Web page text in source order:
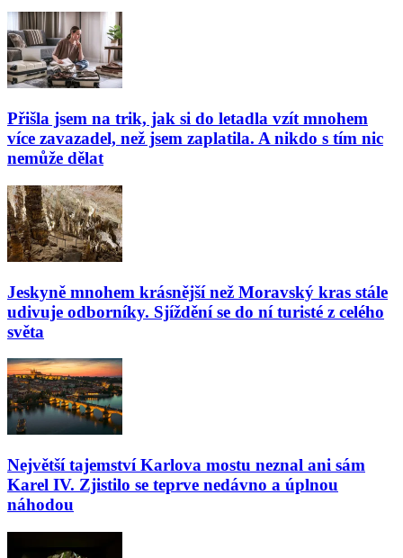
Přišla jsem na trik, jak si do letadla vzít mnohem
více zavazadel, než jsem zaplatila. A nikdo s tím nic
nemůže dělat
Jeskyně mnohem krásnější než Moravský kras stále
udivuje odborníky. Sjíždění se do ní turisté z celého
světa
Největší tajemství Karlova mostu neznal ani sám
Karel IV. Zjistilo se teprve nedávno a úplnou
náhodou